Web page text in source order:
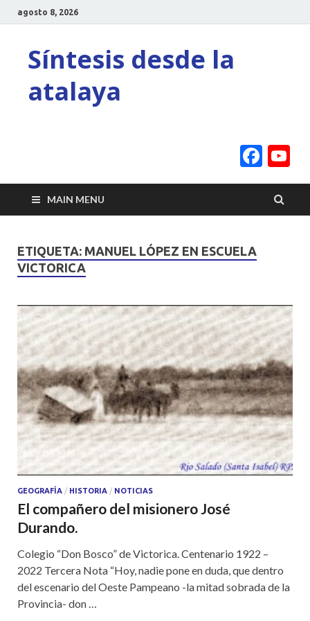
agosto 8, 2026
Síntesis desde la
atalaya
MAIN MENU
ETIQUETA: MANUEL LÓPEZ EN ESCUELA
VICTORICA
GEOGRAFÍA / HISTORIA / NOTICIAS
El compañero del misionero José
Durando.
Colegio “Don Bosco” de Victorica. Centenario 1922 –
2022 Tercera Nota “Hoy, nadie pone en duda, que dentro
del escenario del Oeste Pampeano -la mitad sobrada de la
Provincia- don …